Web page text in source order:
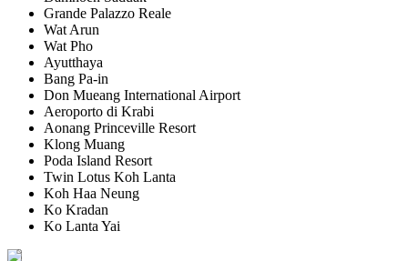
Grande Palazzo Reale
Wat Arun
Wat Pho
Ayutthaya
Bang Pa-in
Don Mueang International Airport
Aeroporto di Krabi
Aonang Princeville Resort
Klong Muang
Poda Island Resort
Twin Lotus Koh Lanta
Koh Haa Neung
Ko Kradan
Ko Lanta Yai